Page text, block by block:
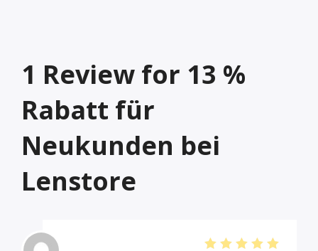
1 Review for 13 %
Rabatt für
Neukunden bei
Lenstore